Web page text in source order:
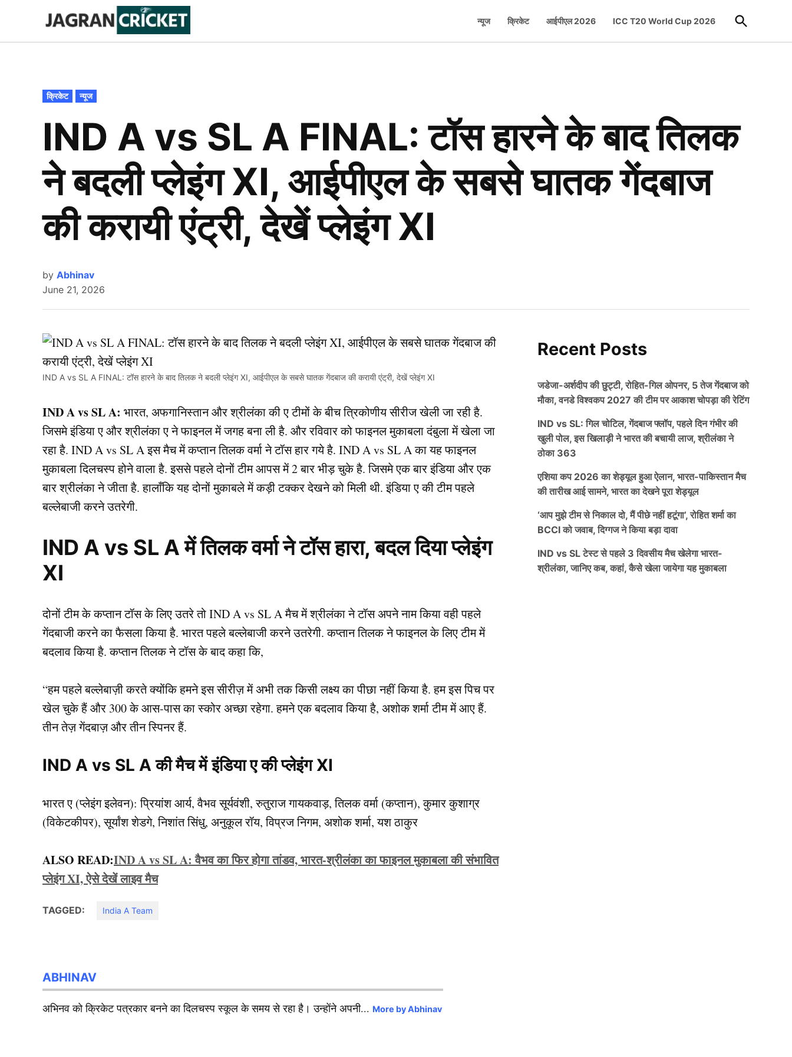
content
Cricket
न्यूज क्रिकेट आईपीएल 2026 ICC T20 World Cup 2026
Open
Search
POSTED
IN
क्रिकेट न्यूज
IND A vs SL A FINAL: टॉस हारने के बाद तिलक
ने बदली प्लेइंग XI, आईपीएल के सबसे घातक गेंदबाज
की करायी एंट्री, देखें प्लेइंग XI
by Abhinav
June 21, 2026
IND A vs SL A FINAL: टॉस हारने के बाद तिलक ने बदली प्लेइंग XI, आईपीएल के सबसे घातक गेंदबाज की करायी एंट्री, देखें प्लेइंग XI
IND A vs SL A: भारत, अफगानिस्तान और श्रीलंका की ए टीमों के बीच त्रिकोणीय सीरीज खेली जा रही है.
जिसमे इंडिया ए और श्रीलंका ए ने फाइनल में जगह बना ली है. और रविवार को फाइनल मुकाबला दंबुला में खेला जा
रहा है. IND A vs SL A इस मैच में कप्तान तिलक वर्मा ने टॉस हार गये है. IND A vs SL A का यह फाइनल
मुकाबला दिलचस्प होने वाला है. इससे पहले दोनों टीम आपस में 2 बार भीड़ चुके है. जिसमे एक बार इंडिया और एक
बार श्रीलंका ने जीता है. हालाँकि यह दोनों मुकाबले में कड़ी टक्कर देखने को मिली थी. इंडिया ए की टीम पहले
बल्लेबाजी करने उतरेगी.
IND A vs SL A में तिलक वर्मा ने टॉस हारा, बदल दिया प्लेइंग
XI
दोनों टीम के कप्तान टॉस के लिए उतरे तो IND A vs SL A मैच में श्रीलंका ने टॉस अपने नाम किया वही पहले
गेंदबाजी करने का फैसला किया है. भारत पहले बल्लेबाजी करने उतरेगी. कप्तान तिलक ने फाइनल के लिए टीम में
बदलाव किया है. कप्तान तिलक ने टॉस के बाद कहा कि,
“हम पहले बल्लेबाज़ी करते क्योंकि हमने इस सीरीज़ में अभी तक किसी लक्ष्य का पीछा नहीं किया है. हम इस पिच पर
खेल चुके हैं और 300 के आस-पास का स्कोर अच्छा रहेगा. हमने एक बदलाव किया है, अशोक शर्मा टीम में आए हैं.
तीन तेज़ गेंदबाज़ और तीन स्पिनर हैं.
IND A vs SL A की मैच में इंडिया ए की प्लेइंग XI
भारत ए (प्लेइंग इलेवन): प्रियांश आर्य, वैभव सूर्यवंशी, रुतुराज गायकवाड़, तिलक वर्मा (कप्तान), कुमार कुशाग्र
(विकेटकीपर), सूर्यांश शेडगे, निशांत सिंधु, अनुकूल रॉय, विप्रज निगम, अशोक शर्मा, यश ठाकुर
ALSO READ:IND A vs SL A: वैभव का फिर होगा तांडव, भारत-श्रीलंका का फाइनल मुकाबला की संभावित
प्लेइंग XI, ऐसे देखें लाइव मैच
TAGGED: India A Team
ABHINAV
अभिनव को क्रिकेट पत्रकार बनने का दिलचस्प स्कूल के समय से रहा है। उन्होंने अपनी... More by Abhinav
Recent Posts
जडेजा-अर्शदीप की छुट्टी, रोहित-गिल ओपनर, 5 तेज गेंदबाज को
मौका, वनडे विश्वकप 2027 की टीम पर आकाश चोपड़ा की रेटिंग
IND vs SL: गिल चोटिल, गेंदबाज फ्लॉप, पहले दिन गंभीर की
खुली पोल, इस खिलाड़ी ने भारत की बचायी लाज, श्रीलंका ने
ठोका 363
एशिया कप 2026 का शेड्यूल हुआ ऐलान, भारत-पाकिस्तान मैच
की तारीख आई सामने, भारत का देखने पूरा शेड्यूल
‘आप मुझे टीम से निकाल दो, मैं पीछे नहीं हटूंगा’, रोहित शर्मा का
BCCI को जवाब, दिग्गज ने किया बड़ा दावा
IND vs SL टेस्ट से पहले 3 दिवसीय मैच खेलेगा भारत-
श्रीलंका, जानिए कब, कहां, कैसे खेला जायेगा यह मुकाबला